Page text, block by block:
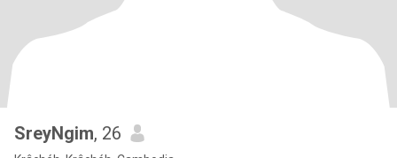
SreyNgim, 26